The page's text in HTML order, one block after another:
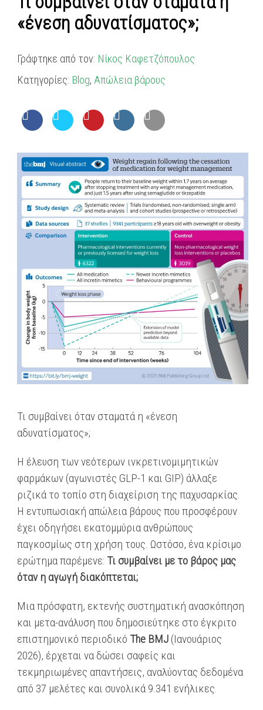
«ένεση αδυνατίσματος»;
Γράφτηκε από τον: Νίκος Καφετζόπουλος
Κατηγορίες: Blog, Απώλεια βάρους
Τι συμβαίνει όταν σταματά η «ένεση
αδυνατίσματος»;
Η έλευση των νεότερων ινκρετινομιμητικών
φαρμάκων (αγωνιστές GLP-1 και GIP) άλλαξε
ριζικά το τοπίο στη διαχείριση της παχυσαρκίας.
Η εντυπωσιακή απώλεια βάρους που προσφέρουν
έχει οδηγήσει εκατομμύρια ανθρώπους
παγκοσμίως στη χρήση τους. Ωστόσο, ένα κρίσιμο
ερώτημα παρέμενε: Τι συμβαίνει με το βάρος μας
όταν η αγωγή διακόπτεται;
Μια πρόσφατη, εκτενής συστηματική ανασκόπηση
και μετα-ανάλυση που δημοσιεύτηκε στο έγκριτο
επιστημονικό περιοδικό The BMJ (Ιανουάριος
2026), έρχεται να δώσει σαφείς και
τεκμηριωμένες απαντήσεις, αναλύοντας δεδομένα
από 37 μελέτες και συνολικά 9.341 ενήλικες.